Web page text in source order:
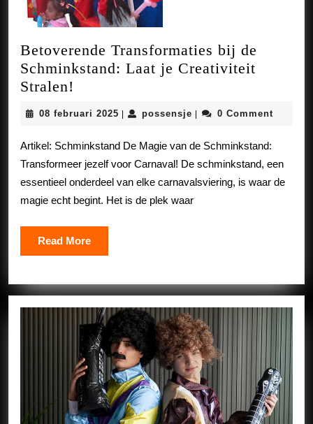
Betoverende Transformaties bij de
Schminkstand: Laat je Creativiteit
Stralen!
bij
de
Schminkstand:
Laat
je
Stralen!
08 februari 2025 08
| possensje possensje
| 0 Comment
Artikel: Schminkstand De Magie van de Schminkstand:
Transformeer jezelf voor Carnaval! De schminkstand, een
essentieel onderdeel van elke carnavalsviering, is waar de
magie echt begint. Het is de plek waar
Read MoreRead
More